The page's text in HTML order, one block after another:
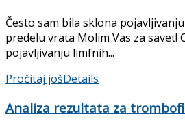
Često sam bila sklona
predelu vrata Molim Vas za savet!
pojavljivanju limfnih...
Pročitaj jošDetails
Analiza rezultata za